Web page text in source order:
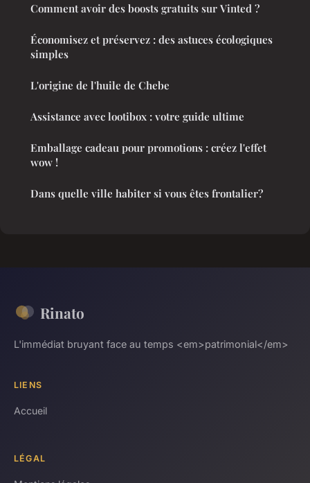
Comment avoir des boosts gratuits sur Vinted ?
Économisez et préservez : des astuces écologiques
simples
L'origine de l'huile de Chebe
Assistance avec lootibox : votre guide ultime
Emballage cadeau pour promotions : créez l'effet
wow !
Dans quelle ville habiter si vous êtes frontalier?
Rinato
L'immédiat bruyant face au temps <em>patrimonial</em>
LIENS
Accueil
LÉGAL